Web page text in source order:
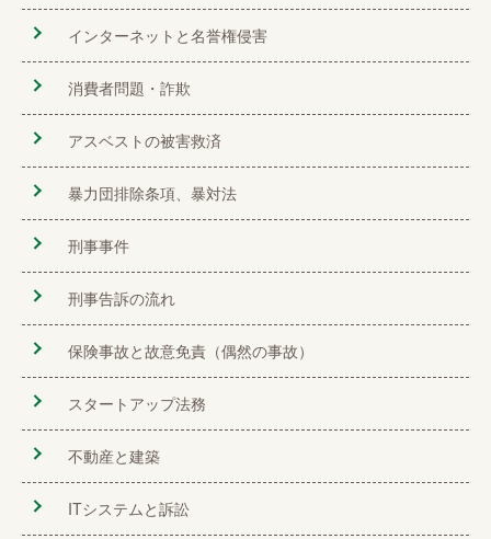
インターネットと名誉権侵害
消費者問題・詐欺
アスベストの被害救済
暴力団排除条項、暴対法
刑事事件
刑事告訴の流れ
保険事故と故意免責（偶然の事故）
スタートアップ法務
不動産と建築
ITシステムと訴訟